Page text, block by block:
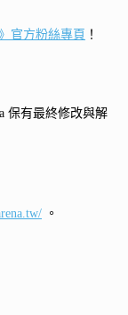
官方粉絲專頁 ！
保有最終修改與解
。